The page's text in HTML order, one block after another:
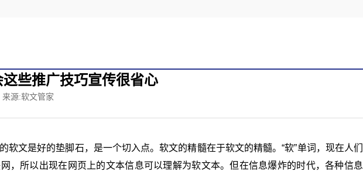
些推广技巧宣传很省心
来源:软文管家
软文是好的垫脚石，是一个切入点。软文的精髓在于软文的精髓。“软”单词，现在人们
，所以出现在网页上的文本信息可以理解为软文本。但在信息爆炸的时代，各种信息